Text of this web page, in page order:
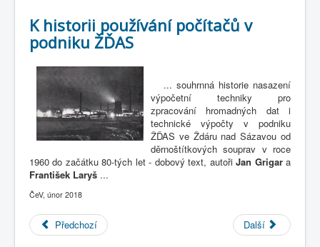
Cíle expozice
PRŮVODCE EXPOZICÍ
Současnost SW a IT
KNIHOVNA
Historické počítače
COBOL
O nás
Úvod
K historii používání počítačů v
podniku ŽĎAS
... souhrnná historie nasazení
výpočetní techniky pro
zpracování hromadných dat i
technické výpočty v podniku
ŽĎAS ve Ždáru nad Sázavou od
děrnoštítkových souprav v roce
1960 do začátku 80-tých let - dobový text, autořiJan Grigara
František Laryš ...
ČeV, únor 2018
Předchozí Další